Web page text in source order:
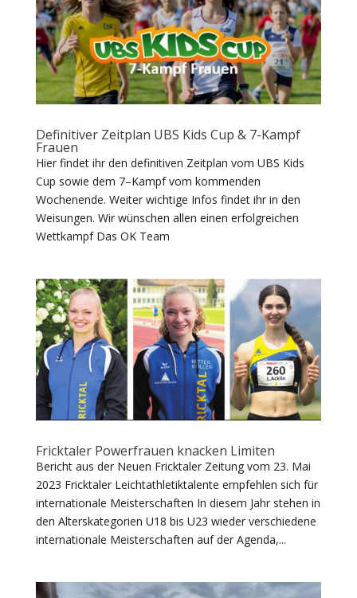
Definitiver Zeitplan UBS Kids Cup & 7-Kampf
Frauen
Hier findet ihr den definitiven Zeitplan vom UBS Kids
Cup sowie dem 7–Kampf vom kommenden
Wochenende. Weiter wichtige Infos findet ihr in den
Weisungen. Wir wünschen allen einen erfolgreichen
Wettkampf Das OK Team
Fricktaler Powerfrauen knacken Limiten
Bericht aus der Neuen Fricktaler Zeitung vom 23. Mai
2023 Fricktaler Leichtathletiktalente empfehlen sich für
internationale Meisterschaften In diesem Jahr stehen in
den Alterskategorien U18 bis U23 wieder verschiedene
internationale Meisterschaften auf der Agenda,...